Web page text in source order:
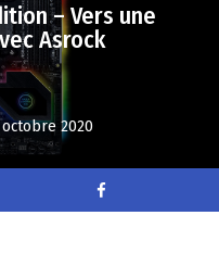
– Vers une
Asrock
2020